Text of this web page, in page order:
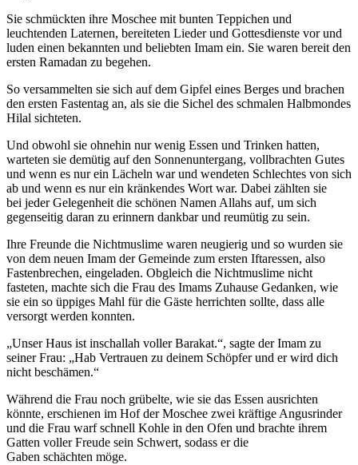
Sie schmückten ihre Moschee mit bunten Teppichen und
leuchtenden Laternen, bereiteten Lieder und Gottesdienste vor und
luden einen bekannten und beliebten Imam ein. Sie waren bereit den
ersten Ramadan zu begehen.
So versammelten sie sich auf dem Gipfel eines Berges und brachen
den ersten Fastentag an, als sie die Sichel des schmalen Halbmondes
Hilal sichteten.
Und obwohl sie ohnehin nur wenig Essen und Trinken hatten,
warteten sie demütig auf den Sonnenuntergang, vollbrachten Gutes
und wenn es nur ein Lächeln war und wendeten Schlechtes von sich
ab und wenn es nur ein kränkendes Wort war. Dabei zählten sie
bei jeder Gelegenheit die schönen Namen Allahs auf, um sich
gegenseitig daran zu erinnern dankbar und reumütig zu sein.
Ihre Freunde die Nichtmuslime waren neugierig und so wurden sie
von dem neuen Imam der Gemeinde zum ersten Iftaressen, also
Fastenbrechen, eingeladen. Obgleich die Nichtmuslime nicht
fasteten, machte sich die Frau des Imams Zuhause Gedanken, wie
sie ein so üppiges Mahl für die Gäste herrichten sollte, dass alle
versorgt werden konnten.
„Unser Haus ist inschallah voller Barakat.“, sagte der Imam zu
seiner Frau: „Hab Vertrauen zu deinem Schöpfer und er wird dich
nicht beschämen.“
Während die Frau noch grübelte, wie sie das Essen ausrichten
könnte, erschienen im Hof der Moschee zwei kräftige Angusrinder
und die Frau warf schnell Kohle in den Ofen und brachte ihrem
Gatten voller Freude sein Schwert, sodass er die
Gaben schächten möge.